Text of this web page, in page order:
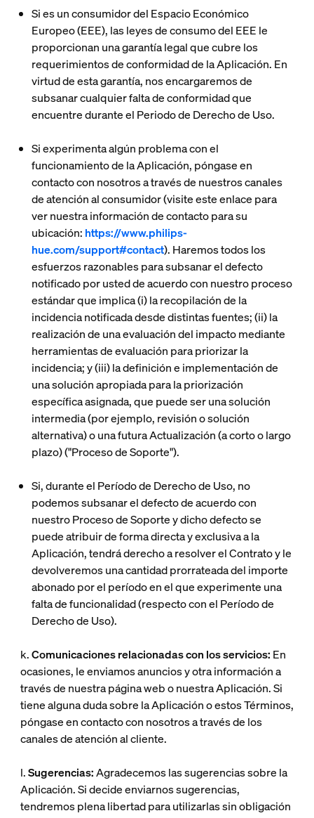
Si es un consumidor del Espacio Económico
Europeo (EEE), las leyes de consumo del EEE le
proporcionan una garantía legal que cubre los
requerimientos de conformidad de la Aplicación. En
virtud de esta garantía, nos encargaremos de
subsanar cualquier falta de conformidad que
encuentre durante el Periodo de Derecho de Uso.
Si experimenta algún problema con el
funcionamiento de la Aplicación, póngase en
contacto con nosotros a través de nuestros canales
de atención al consumidor (visite este enlace para
ver nuestra información de contacto para su
ubicación: https://www.philips-
hue.com/support#contact). Haremos todos los
esfuerzos razonables para subsanar el defecto
notificado por usted de acuerdo con nuestro proceso
estándar que implica (i) la recopilación de la
incidencia notificada desde distintas fuentes; (ii) la
realización de una evaluación del impacto mediante
herramientas de evaluación para priorizar la
incidencia; y (iii) la definición e implementación de
una solución apropiada para la priorización
específica asignada, que puede ser una solución
intermedia (por ejemplo, revisión o solución
alternativa) o una futura Actualización (a corto o largo
plazo) ("Proceso de Soporte").
Si, durante el Período de Derecho de Uso, no
podemos subsanar el defecto de acuerdo con
nuestro Proceso de Soporte y dicho defecto se
puede atribuir de forma directa y exclusiva a la
Aplicación, tendrá derecho a resolver el Contrato y le
devolveremos una cantidad prorrateada del importe
abonado por el período en el que experimente una
falta de funcionalidad (respecto con el Período de
Derecho de Uso).
k.Comunicaciones relacionadas con los servicios: En
ocasiones, le enviamos anuncios y otra información a
través de nuestra página web o nuestra Aplicación. Si
tiene alguna duda sobre la Aplicación o estos Términos,
póngase en contacto con nosotros a través de los
canales de atención al cliente.
l.Sugerencias:Agradecemos las sugerencias sobre la
Aplicación. Si decide enviarnos sugerencias,
tendremos plena libertad para utilizarlas sin obligación